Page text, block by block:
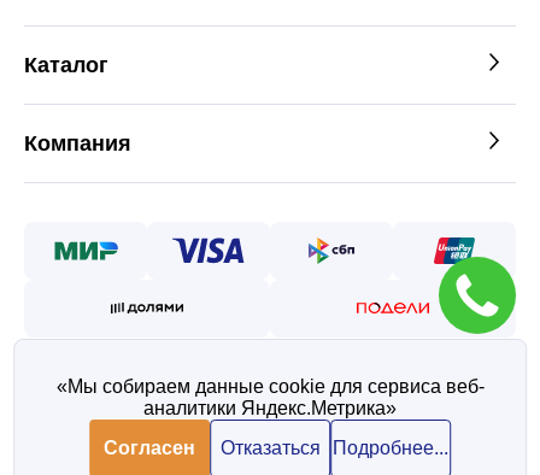
Каталог
Компания
©2026 — Таврос интернет
магазин металлопроката
Политика конфиденциальности
«Мы собираем данные cookie для сервиса веб-
аналитики Яндекс.Метрика»
Согласен
Отказаться Подробнее...